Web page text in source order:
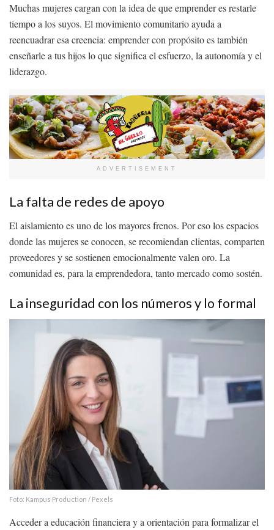
Muchas mujeres cargan con la idea de que emprender es restarle
tiempo a los suyos. El movimiento comunitario ayuda a
reencuadrar esa creencia: emprender con propósito es también
enseñarle a tus hijos lo que significa el esfuerzo, la autonomía y el
liderazgo.
ADVERTISEMENT
La falta de redes de apoyo
El aislamiento es uno de los mayores frenos. Por eso los espacios
donde las mujeres se conocen, se recomiendan clientas, comparten
proveedores y se sostienen emocionalmente valen oro. La
comunidad es, para la emprendedora, tanto mercado como sostén.
La inseguridad con los números y lo formal
Foto: Kampus Production / Pexels
Acceder a educación financiera y a orientación para formalizar el